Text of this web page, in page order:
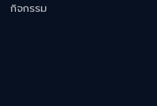
กิจกรรม